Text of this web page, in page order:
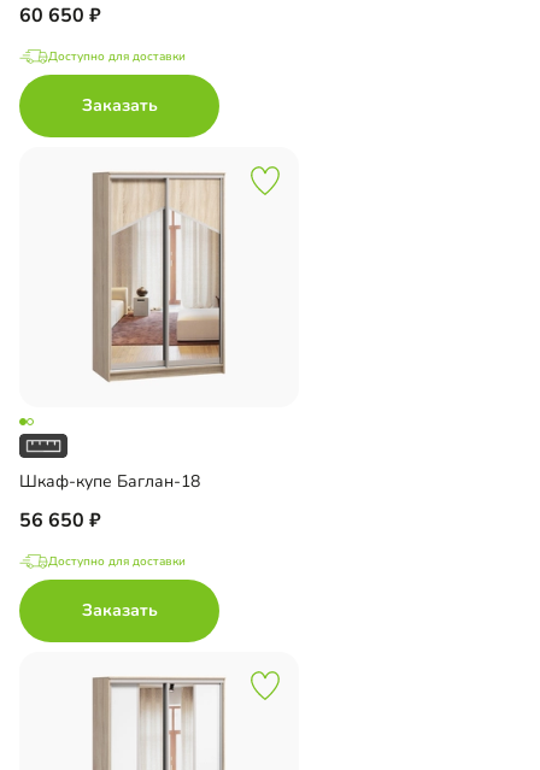
60 650
Доступно для доставки
Заказать
Шкаф-купе Баглан-18
56 650
Доступно для доставки
Заказать